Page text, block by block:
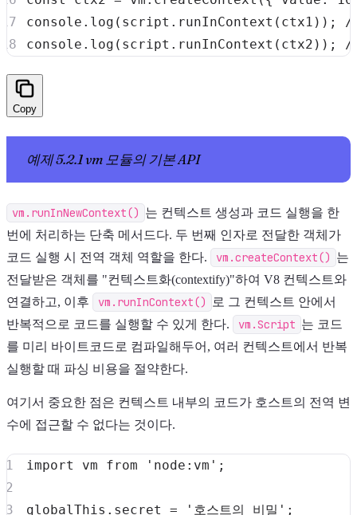
console . log ( script . runInContext ( ctx1 ) ) ;
console . log ( script . runInContext ( ctx2 ) ) ;
Copy
예제 5.2.1 vm 모듈의 기본 API
vm.runInNewContext() 는 컨텍스트 생성과 코드 실행을 한
번에 처리하는 단축 메서드다. 두 번째 인자로 전달한 객체가
코드 실행 시 전역 객체 역할을 한다.
vm.createContext() 는
전달받은 객체를 "컨텍스트화(contextify)"하여 V8 컨텍스트와
연결하고, 이후
vm.runInContext() 로 그 컨텍스트 안에서
반복적으로 코드를 실행할 수 있게 한다.
vm.Script 는 코드
를 미리 바이트코드로 컴파일해두어, 여러 컨텍스트에서 반복
실행할 때 파싱 비용을 절약한다.
여기서 중요한 점은 컨텍스트 내부의 코드가 호스트의 전역 변
수에 접근할 수 없다는 것이다.
import vm from 'node:vm' ;
globalThis . secret = '호스트의 비밀' ;